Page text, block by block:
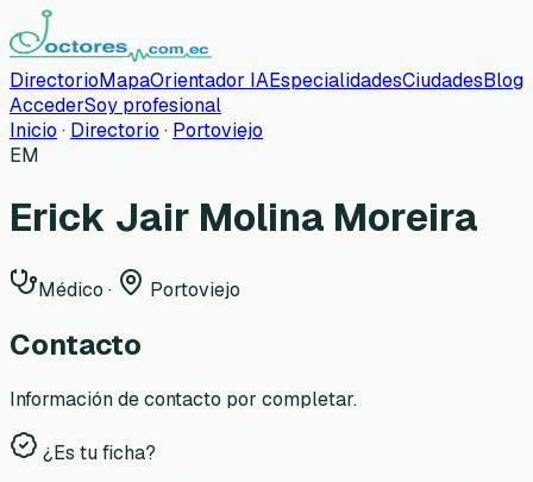
DirectorioMapaOrientador IAEspecialidadesCiudadesBlog
AccederSoy profesional
Inicio · Directorio · Portoviejo
EM
Erick Jair Molina Moreira
Médico · Portoviejo
Contacto
Información de contacto por completar.
¿Es tu ficha?